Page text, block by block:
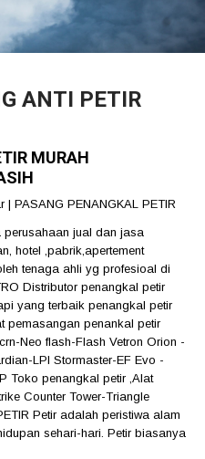
ANTI PETIR
MURAH
| PASANG PENANGKAL PETIR
perusahaan jual dan jasa
hotel ,pabrik,apertement
tenaga ahli yg profesioal di
Distributor penangkal petir
yang terbaik penangkal petir
pemasangan penankal petir
Neo flash-Flash Vetron Orion -
LPI Stormaster-EF Evo -
Toko penangkal petir ,Alat
Counter Tower-Triangle
Petir adalah peristiwa alam
sehari-hari. Petir biasanya